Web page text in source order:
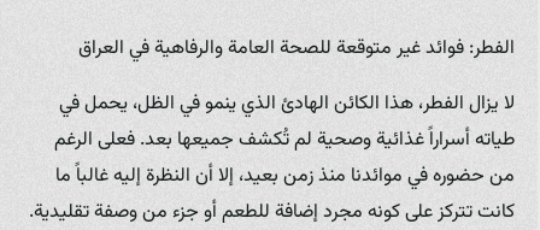
الفطر: فوائد غير متوقعة للصحة العامة والرفاهية في العراق
لا يزال الفطر، هذا الكائن الهادئ الذي ينمو في الظل، يحمل في
طياته أسراراً غذائية وصحية لم تُكشف جميعها بعد. فعلى الرغم
من حضوره في موائدنا منذ زمن بعيد، إلا أن النظرة إليه غالباً ما
كانت تتركز على كونه مجرد إضافة للطعم أو جزء من وصفة تقليدية.